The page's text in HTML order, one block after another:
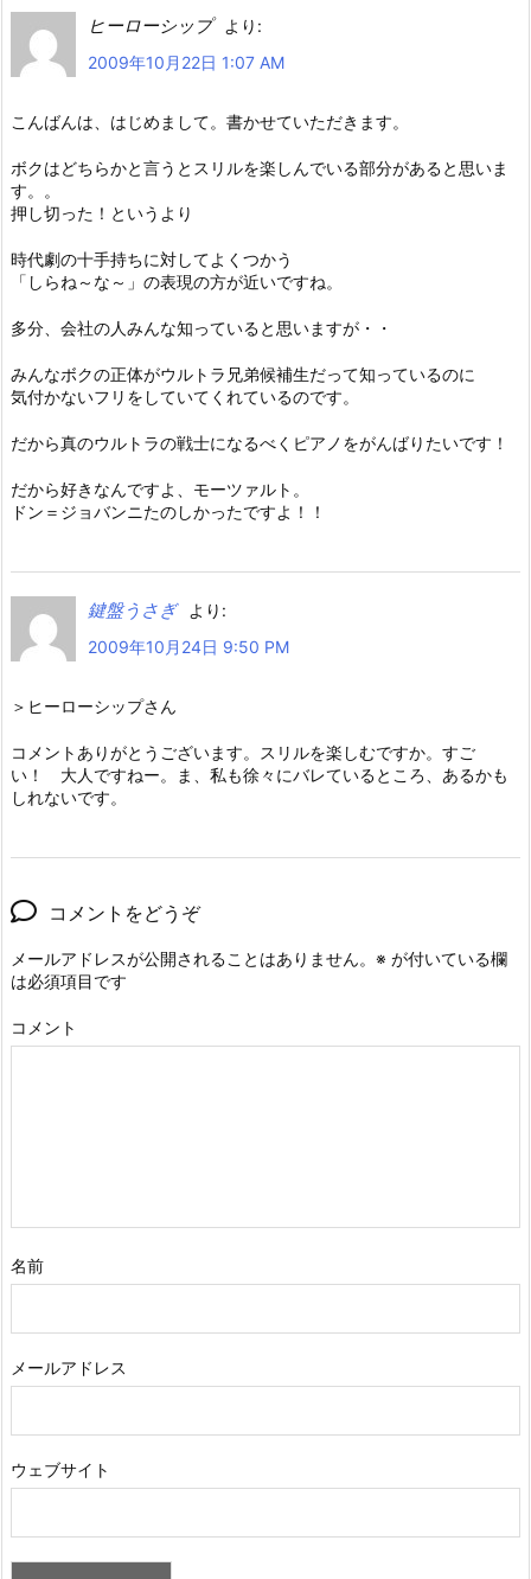
ヒーローシップ
より:
2009年10月22日 1:07 AM
こんばんは、はじめまして。書かせていただきます。
ボクはどちらかと言うとスリルを楽しんでいる部分があると思いま
す。。
押し切った！というより
時代劇の十手持ちに対してよくつかう
「しらね～な～」の表現の方が近いですね。
多分、会社の人みんな知っていると思いますが・・
みんなボクの正体がウルトラ兄弟候補生だって知っているのに
気付かないフリをしていてくれているのです。
だから真のウルトラの戦士になるべくピアノをがんばりたいです！
だから好きなんですよ、モーツァルト。
ドン＝ジョバンニたのしかったですよ！！
鍵盤うさぎ
より:
2009年10月24日 9:50 PM
＞ヒーローシップさん
コメントありがとうございます。スリルを楽しむですか。すご
い！ 大人ですねー。ま、私も徐々にバレているところ、あるかも
しれないです。
コメントをどうぞ
メールアドレスが公開されることはありません。 ※ が付いている欄
は必須項目です
コメント
名前
メールアドレス
ウェブサイト